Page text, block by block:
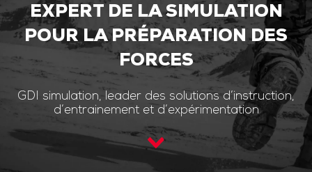
EXPERT DE LA SIMULATION
POUR LA PRÉPARATION DES
FORCES
GDI simulation, leader des solutions d’instruction,
d’entrainement et d’expérimentation